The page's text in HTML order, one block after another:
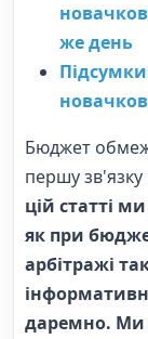
же день
Бюджет
першу
цій статті
як при
арбітражі
даремно. Ми